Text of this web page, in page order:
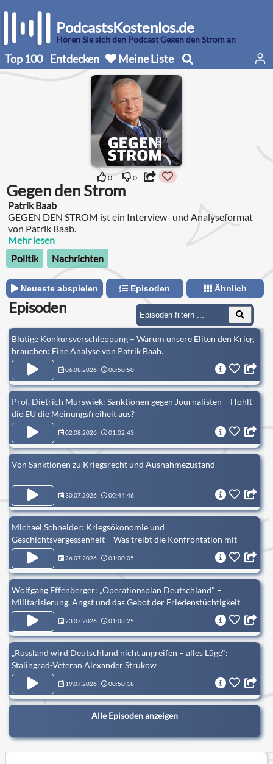
PodcastsKostenlos.de
Hören Sie sich den Podcast Gegen den Strom an
Top 100 Entdecken Meine Liste
0 0
Gegen den Strom
Patrik Baab
GEGEN DEN STROM ist ein Interview- und Analyseformat
von Patrik Baab.
Mehr lesen
Politik
Nachrichten
Neueste abspielen Episoden Ähnlich
Episoden
Blutige Konkursverschleppung – Warum unsere Eliten den Krieg
brauchen: Eine Analyse von Patrik Baab.
06.08.2026 00:50:50
Prof. Dietrich Murswiek: Sanktionen gegen Journalisten – Höhlt
die EU die Meinungsfreiheit aus?
02.08.2026 01:02:43
Von Sanktionen zu Kriegsrecht und Ausnahmezustand
30.07.2026 00:44:46
Michael Schneider: Kriegsökonomie und
Geschichtsvergessenheit – Was treibt die Konfrontation mit
Russland?
26.07.2026 01:00:05
Wolfgang Effenberger: „Operationsplan Deutschland" –
Militarisierung, Angst und das Gebot der Friedenstüchtigkeit
23.07.2026 01:08:25
„Russland wird Deutschland nicht angreifen – alles Lüge":
Stalingrad-Veteran Alexander Strukow
19.07.2026 00:50:18
Alle Episoden anzeigen